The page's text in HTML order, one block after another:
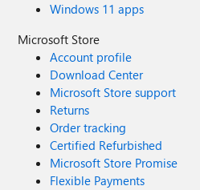
Windows 11 apps
Microsoft Store
Account profile
Download Center
Microsoft Store support
Returns
Order tracking
Certified Refurbished
Microsoft Store Promise
Flexible Payments